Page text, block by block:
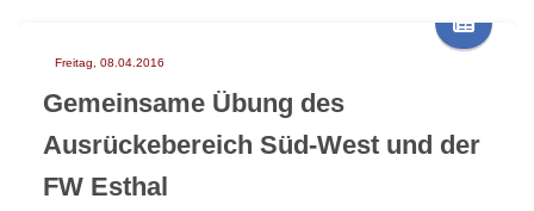
Freitag, 08.04.2016
Gemeinsame Übung des
Ausrückebereich Süd-West und der
FW Esthal